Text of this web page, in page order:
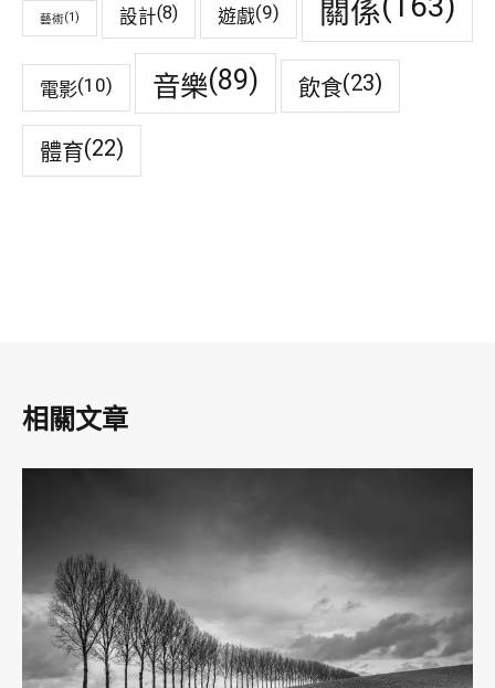
藝術(1) 設計(8) 遊戲(9) 關係
電影(10) 音樂(89) 飲食(23)
體育(22)
相關文章